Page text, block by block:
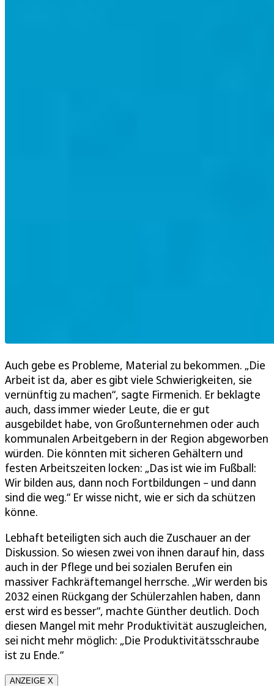
Auch gebe es Probleme, Material zu bekommen. „Die
Arbeit ist da, aber es gibt viele Schwierigkeiten, sie
vernünftig zu machen“, sagte Firmenich. Er beklagte
auch, dass immer wieder Leute, die er gut
ausgebildet habe, von Großunternehmen oder auch
kommunalen Arbeitgebern in der Region abgeworben
würden. Die könnten mit sicheren Gehältern und
festen Arbeitszeiten locken: „Das ist wie im Fußball:
Wir bilden aus, dann noch Fortbildungen – und dann
sind die weg.“ Er wisse nicht, wie er sich da schützen
könne.
Lebhaft beteiligten sich auch die Zuschauer an der
Diskussion. So wiesen zwei von ihnen darauf hin, dass
auch in der Pflege und bei sozialen Berufen ein
massiver Fachkräftemangel herrsche. „Wir werden bis
2032 einen Rückgang der Schülerzahlen haben, dann
erst wird es besser“, machte Günther deutlich. Doch
diesen Mangel mit mehr Produktivität auszugleichen,
sei nicht mehr möglich: „Die Produktivitätsschraube
ist zu Ende.“
ANZEIGE X